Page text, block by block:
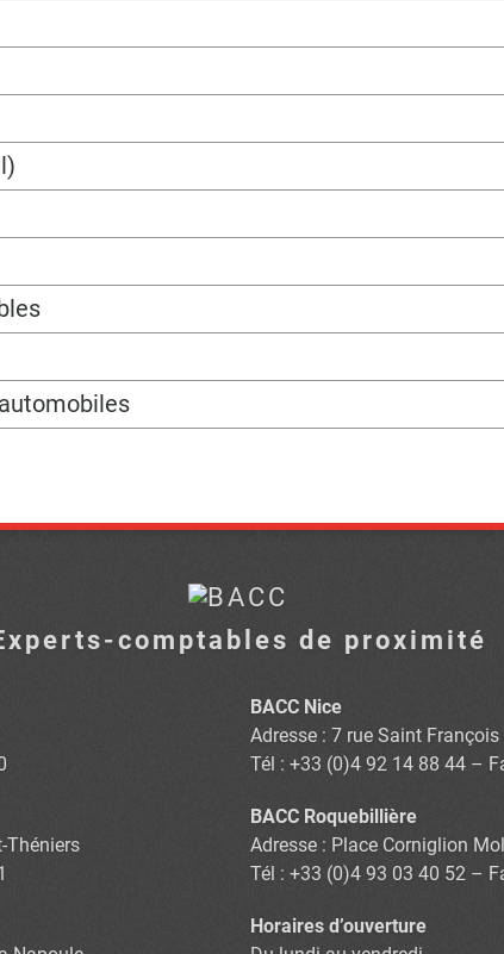
comptables de proximité
BACC Nice
Adresse : 7 rue Saint
Tél : +33 (0)4 92 14 88 44 –
Théniers
BACC Roquebillière
Adresse : Place Corniglion
Tél : +33 (0)4 93 03 40 52 –
Horaires d’ouverture